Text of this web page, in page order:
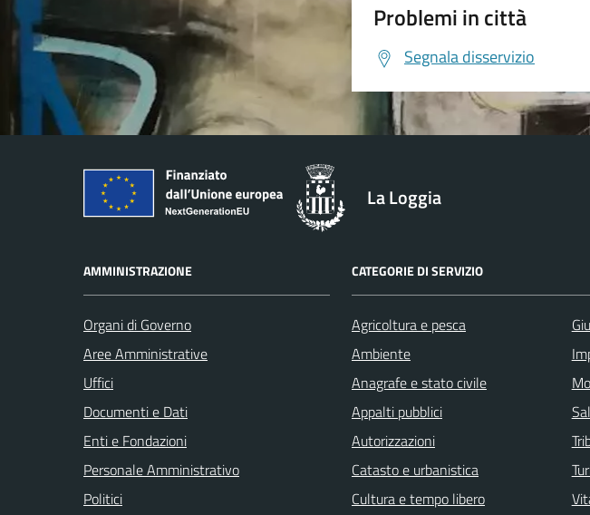
Problemi in città
Segnala disservizio
La Loggia
AMMINISTRAZIONE
Organi di Governo
Aree Amministrative
Uffici
Documenti e Dati
Enti e Fondazioni
Personale Amministrativo
Politici
CATEGORIE DI SERVIZIO
Agricoltura e pesca
Ambiente
Anagrafe e stato civile
Appalti pubblici
Autorizzazioni
Catasto e urbanistica
Cultura e tempo libero